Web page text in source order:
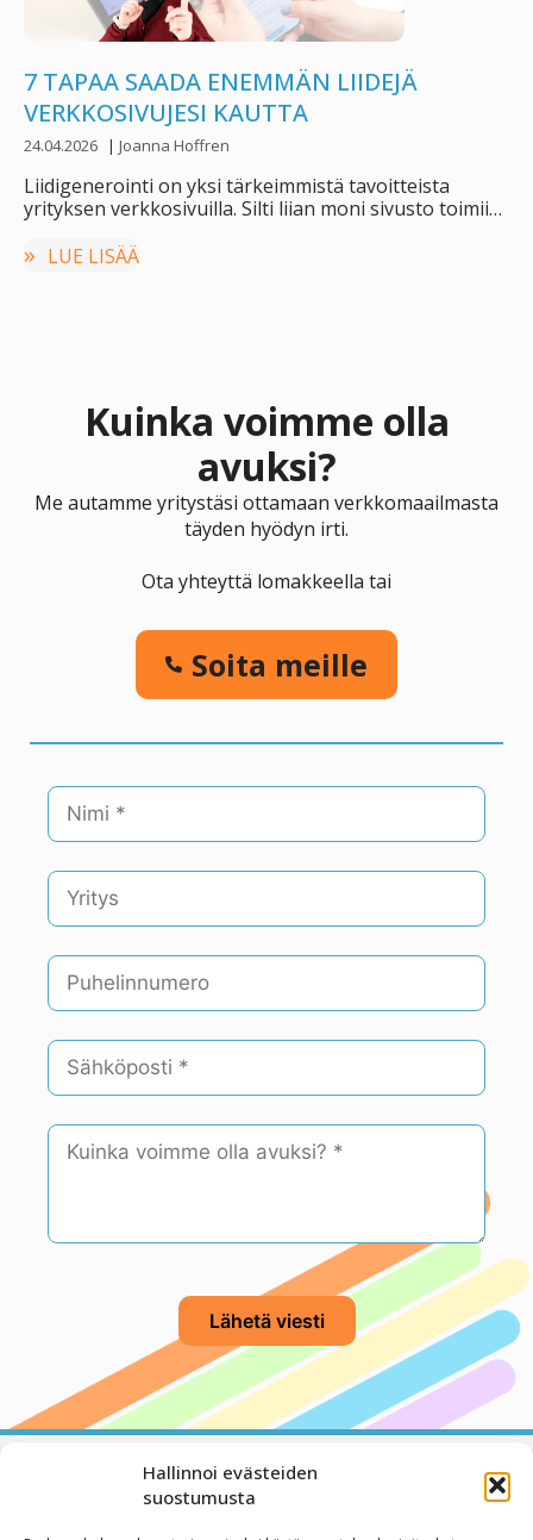
Hallinnoi evästeiden
suostumusta
7 TAPAA SAADA ENEMMÄN LIIDEJÄ
VERKKOSIVUJESI KAUTTA
24.04.2026 | Joanna Hoffren
Liidigenerointi on yksi tärkeimmistä tavoitteista
yrityksen verkkosivuilla. Silti liian moni sivusto toimii
LUE LISÄÄ
Kuinka voimme olla
avuksi?
Me autamme yritystäsi ottamaan verkkomaailmasta
täyden hyödyn irti.
Ota yhteyttä lomakkeella tai
Soita meille